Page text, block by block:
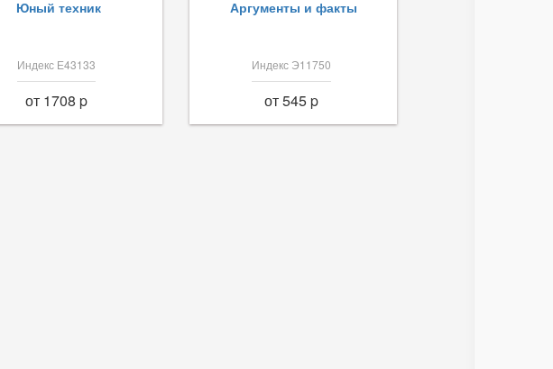
Юный техник
Индекс Е43133
от 1708 p
Аргументы и факты
Индекс Э11750
от 545 p